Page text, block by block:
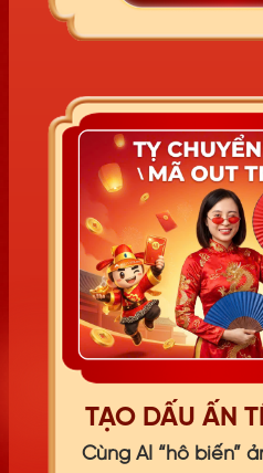
TẠO DẤU ẤN
Cùng AI “hô biến”